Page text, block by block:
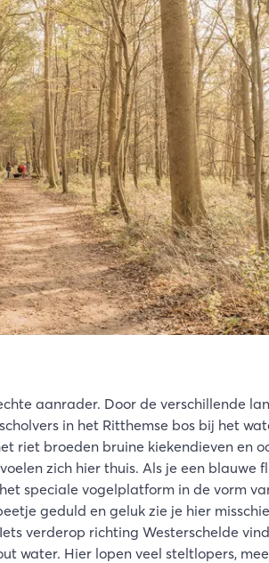
aanrader. Door de verschillende
in het Ritthemse bos bij het
riet broeden bruine kiekendieven en
zich hier thuis. Als je een blauwe
speciale vogelplatform in de vorm
geduld en geluk zie je hier
verderop richting Westerschelde
water. Hier lopen veel steltlopers,